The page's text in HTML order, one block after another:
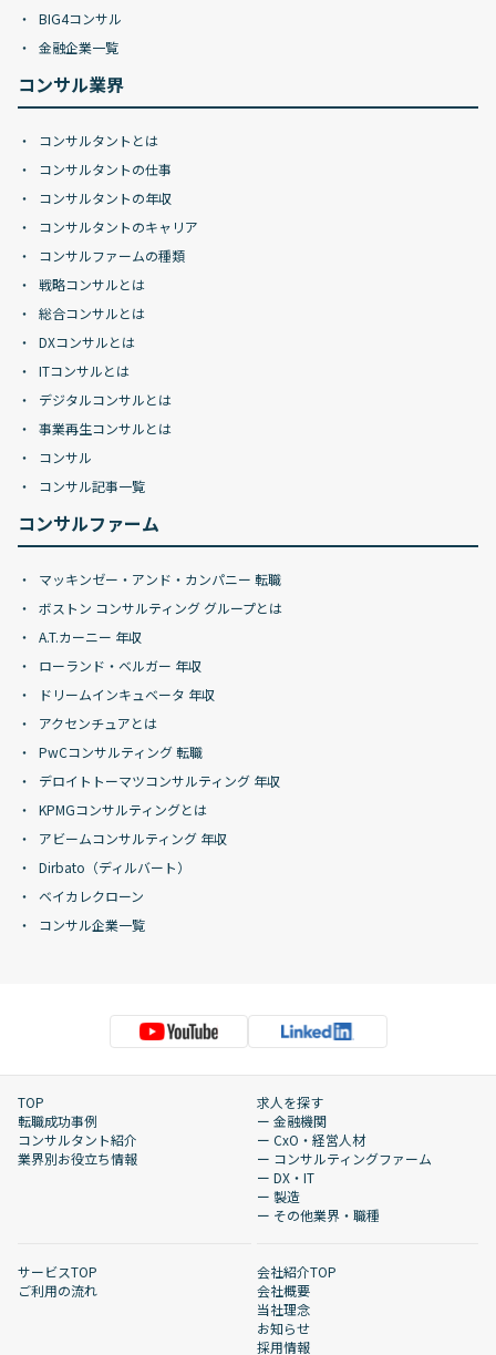
BIG4コンサル
金融企業一覧
コンサル業界
コンサルタントとは
コンサルタントの仕事
コンサルタントの年収
コンサルタントのキャリア
コンサルファームの種類
戦略コンサルとは
総合コンサルとは
DXコンサルとは
ITコンサルとは
デジタルコンサルとは
事業再生コンサルとは
コンサル
コンサル記事一覧
コンサルファーム
マッキンゼー・アンド・カンパニー 転職
ボストン コンサルティング グループとは
A.T.カーニー 年収
ローランド・ベルガー 年収
ドリームインキュベータ 年収
アクセンチュアとは
PwCコンサルティング 転職
デロイトトーマツコンサルティング 年収
KPMGコンサルティングとは
アビームコンサルティング 年収
Dirbato（ディルバート）
ベイカレクローン
コンサル企業一覧
TOP
転職成功事例
コンサルタント紹介
業界別お役立ち情報
求人を探す
ー 金融機関
ー CxO・経営人材
ー コンサルティングファーム
ー DX・IT
ー 製造
ー その他業界・職種
サービスTOP
ご利用の流れ
会社紹介TOP
会社概要
当社理念
お知らせ
採用情報